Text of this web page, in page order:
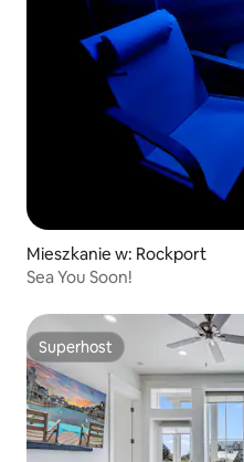
Mieszkanie w: Rockport
Sea You Soon!
Superhost
Superhost